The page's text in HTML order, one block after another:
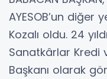
AYESOB’un diğer
Kozalı oldu. 24
Sanatkârlar Kredi
Başkanı olarak